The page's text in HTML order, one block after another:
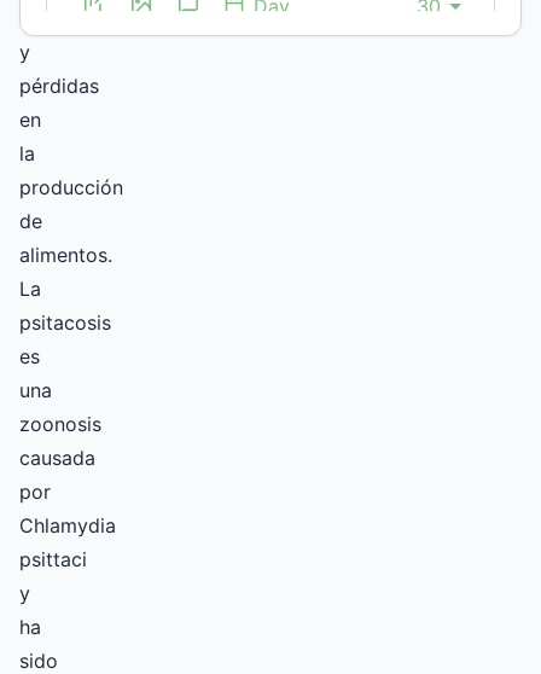
zoonótica,
y
pérdidas
en
la
producción
de
alimentos.
La
psitacosis
es
una
zoonosis
causada
por
Chlamydia
psittaci
y
ha
sido